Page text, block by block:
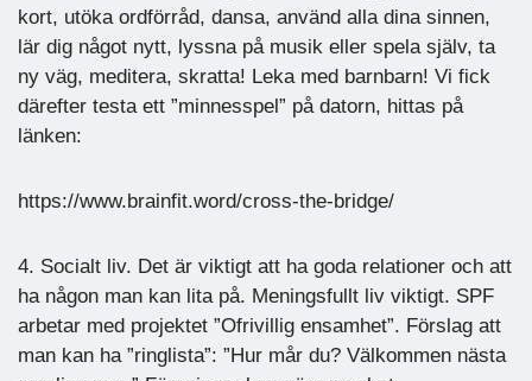
kort, utöka ordförråd, dansa, använd alla dina sinnen,
lär dig något nytt, lyssna på musik eller spela själv, ta
ny väg, meditera, skratta! Leka med barnbarn! Vi fick
därefter testa ett ”minnesspel” på datorn, hittas på
länken:
https://www.brainfit.word/cross-the-bridge/
4. Socialt liv. Det är viktigt att ha goda relationer och att
ha någon man kan lita på. Meningsfullt liv viktigt. SPF
arbetar med projektet ”Ofrivillig ensamhet”. Förslag att
man kan ha ”ringlista”: ”Hur mår du? Välkommen nästa